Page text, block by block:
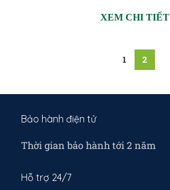
XEM CHI TIẾT
1 2
Bảo hành điện tử
Thời gian bảo hành tới 2 năm
Hỗ trợ 24/7